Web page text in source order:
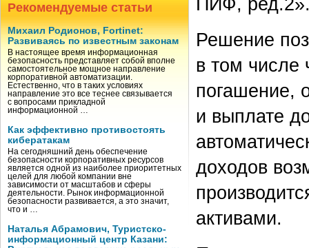
Рекомендуемые статьи
Михаил Родионов, Fortinet:
Развиваясь по известным законам
В настоящее время информационная
безопасность представляет собой вполне
самостоятельное мощное направление
корпоративной автоматизации.
Естественно, что в таких условиях
направление это все теснее связывается
с вопросами прикладной
информационной …
Как эффективно противостоять
кибератакам
На сегодняшний день обеспечение
безопасности корпоративных ресурсов
является одной из наиболее приоритетных
целей для любой компании вне
зависимости от масштабов и сферы
деятельности. Рынок информационной
безопасности развивается, а это значит,
что и …
Наталья Абрамович, Туристско-
информационный центр Казани:
Решение
в том числе
погашение,
и выплате
доходов
активами.